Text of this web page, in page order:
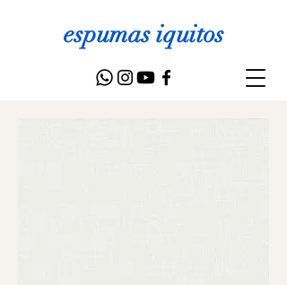
espumas iquitos